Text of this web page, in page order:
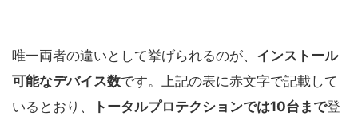
唯一両者の違いとして挙げられるのが、 インストール
可能なデバイス数です。上記の表に赤文字で記載して
いるとおり、
トータルプロテクションでは10台まで登